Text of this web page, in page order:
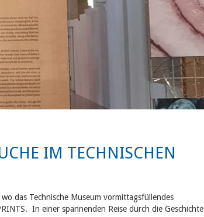
IM TECHNISCHEN
das Technische Museum vormittagsfüllendes
In einer spannenden Reise durch die Geschichte